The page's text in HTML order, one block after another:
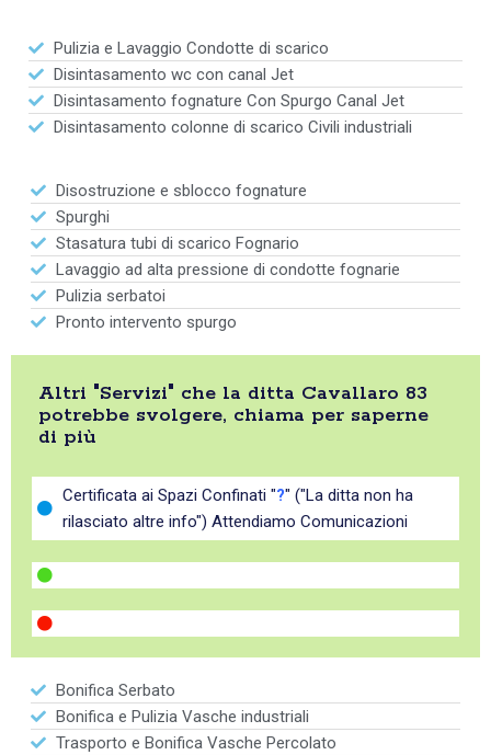
Pulizia e Lavaggio Condotte di scarico
Disintasamento wc con canal Jet
Disintasamento fognature Con Spurgo Canal Jet
Disintasamento colonne di scarico Civili industriali
Disostruzione e sblocco fognature
Spurghi
Stasatura tubi di scarico Fognario
Lavaggio ad alta pressione di condotte fognarie
Pulizia serbatoi
Pronto intervento spurgo
Altri "Servizi" che la ditta Cavallaro 83
potrebbe svolgere, chiama per saperne
di più
Certificata ai Spazi Confinati "?" ("La ditta non ha
rilasciato altre info") Attendiamo Comunicazioni
Bonifica Serbato
Bonifica e Pulizia Vasche industriali
Trasporto e Bonifica Vasche Percolato